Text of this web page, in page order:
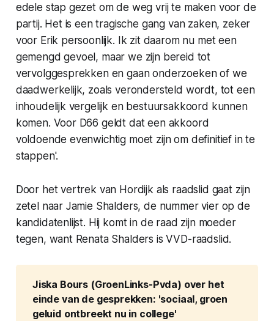
edele stap gezet om de weg vrij te maken voor de
partij. Het is een tragische gang van zaken, zeker
voor Erik persoonlijk. Ik zit daarom nu met een
gemengd gevoel, maar we zijn bereid tot
vervolggesprekken en gaan onderzoeken of we
daadwerkelijk, zoals verondersteld wordt, tot een
inhoudelijk vergelijk en bestuursakkoord kunnen
komen. Voor D66 geldt dat een akkoord
voldoende evenwichtig moet zijn om definitief in te
stappen'.
Door het vertrek van Hordijk als raadslid gaat zijn
zetel naar Jamie Shalders, de nummer vier op de
kandidatenlijst. Hij komt in de raad zijn moeder
tegen, want Renata Shalders is VVD-raadslid.
Jiska Bours (GroenLinks-Pvda) over het
einde van de gesprekken: 'sociaal, groen
geluid ontbreekt nu in college'